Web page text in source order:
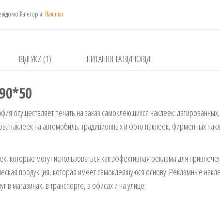
Категорія: Наліпки
ВІДГУКИ (1) ПИТАННЯ ТА ВІДПОВІДІ
осуществляет печать на заказ самоклеющихся наклеек: датированных,
наклеек на автомобиль, традиционных и фото наклеек, фирменных
которые могут использоваться как эффективная реклама для
продукция, которая имеет самоклеящуюся основу. Рекламные
в магазинах, в транспорте, в офисах и на улице.